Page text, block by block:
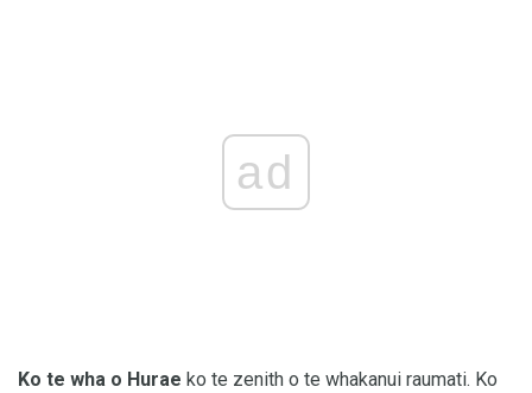
ad
Ko te wha o Hurae ko te zenith o te whakanui raumati. Ko